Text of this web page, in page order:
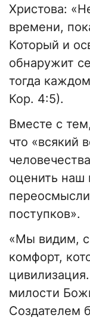
Христова:
времени,
Который и
обнаружит
тогда
Кор. 4:5).
Вместе с
что «всякий
оценить наш
поступков».
«Мы видим,
комфорт,
милости
Создателем